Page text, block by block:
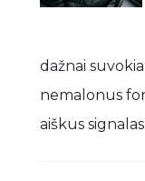
dažnai
nemalonus
aiškus